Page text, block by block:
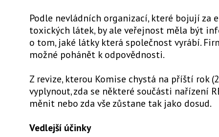
Podle nevládních organizací, které bojují za
toxických látek, by ale veřejnost měla být
o tom, jaké látky která společnost vyrábí.
možné pohánět k odpovědnosti.
Z revize, kterou Komise chystá na příští rok
vyplynout, zda se některé součásti nařízení
měnit nebo zda vše zůstane tak jako dosud.
Vedlejší účinky